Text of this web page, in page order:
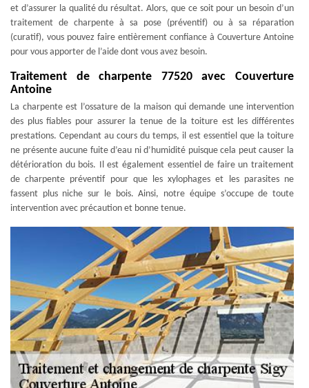
et d’assurer la qualité du résultat. Alors, que ce soit pour un besoin d’un
traitement de charpente à sa pose (préventif) ou à sa réparation
(curatif), vous pouvez faire entièrement confiance à Couverture Antoine
pour vous apporter de l’aide dont vous avez besoin.
Traitement de charpente 77520 avec Couverture
Antoine
La charpente est l’ossature de la maison qui demande une intervention
des plus fiables pour assurer la tenue de la toiture est les différentes
prestations. Cependant au cours du temps, il est essentiel que la toiture
ne présente aucune fuite d’eau ni d’humidité puisque cela peut causer la
détérioration du bois. Il est également essentiel de faire un traitement
de charpente préventif pour que les xylophages et les parasites ne
fassent plus niche sur le bois. Ainsi, notre équipe s’occupe de toute
intervention avec précaution et bonne tenue.